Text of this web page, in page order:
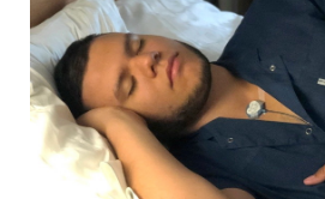
Записаться на консультацию